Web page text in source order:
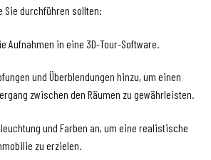
Sie durchführen sollten:
Aufnahmen in eine 3D-Tour-Software.
und Überblendungen hinzu, um einen
zwischen den Räumen zu gewährleisten.
und Farben an, um eine realistische
zu erzielen.